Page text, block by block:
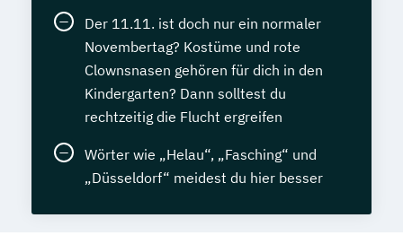
Der 11.11. ist doch nur ein normaler
Novembertag? Kostüme und rote
Clownsnasen gehören für dich in den
Kindergarten? Dann solltest du
rechtzeitig die Flucht ergreifen
Wörter wie „Helau“, „Fasching“ und
„Düsseldorf“ meidest du hier besser